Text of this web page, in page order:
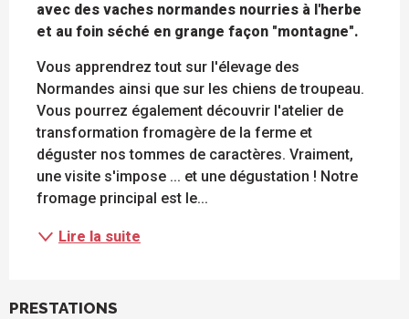
avec des vaches normandes nourries à l'herbe
et au foin séché en grange façon "montagne".
Vous apprendrez tout sur l'élevage des
Normandes ainsi que sur les chiens de troupeau.
Vous pourrez également découvrir l'atelier de
transformation fromagère de la ferme et
déguster nos tommes de caractères. Vraiment,
une visite s'impose ... et une dégustation ! Notre
fromage principal est le...
Lire la suite
PRESTATIONS